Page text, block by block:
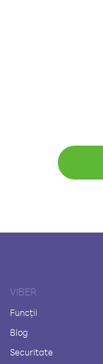
VIBER
Funcții
Blog
Securitate